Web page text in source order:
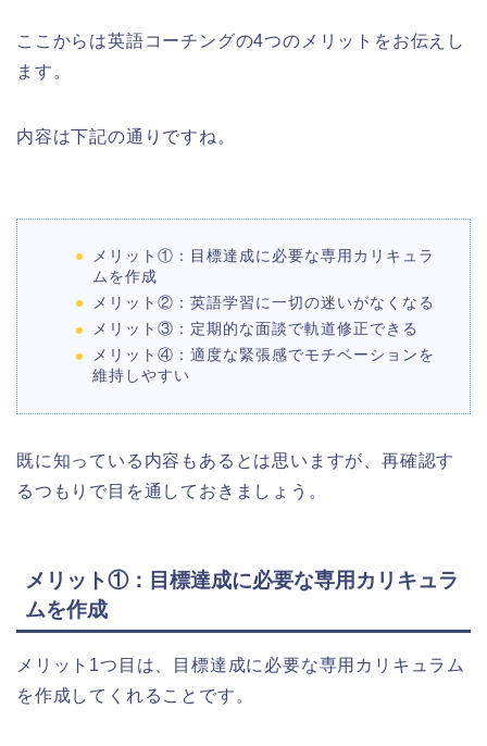
ここからは英語コーチングの4つのメリットをお伝えし
ます。
内容は下記の通りですね。
メリット①：目標達成に必要な専用カリキュラ
ムを作成
メリット②：英語学習に一切の迷いがなくなる
メリット③：定期的な面談で軌道修正できる
メリット④：適度な緊張感でモチベーションを
維持しやすい
既に知っている内容もあるとは思いますが、再確認す
るつもりで目を通しておきましょう。
メリット①：目標達成に必要な専用カリキュラ
ムを作成
メリット1つ目は、目標達成に必要な専用カリキュラム
を作成してくれることです。